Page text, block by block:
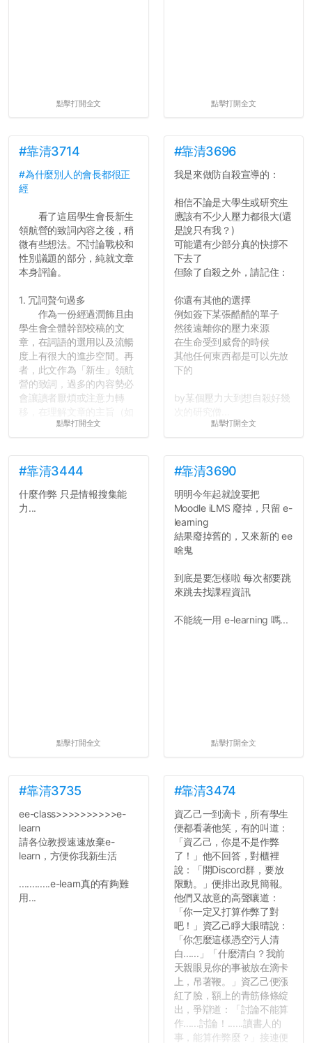
點擊打開全文 點擊打開全文
#靠清3714
#為什麼別人的會長都很正
經
看了這屆學生會長新生
領航營的致詞內容之後，稍
微有些想法。不討論戰校和
性別議題的部分，純就文章
本身評論。
1. 冗詞贅句過多
作為一份經過潤飾且由
學生會全體幹部校稿的文
章，在詞語的選用以及流暢
度上有很大的進步空間。再
者，此文作為「新生」領航
營的致詞，過多的內容勢必
會讓讀者厭煩或注意力轉
果有的話）前就失去興趣。
的聲明一樣正式，但至少在
用字上多加留意。有些語句
用說的可能會引人發笑或多
聽幾句，但寫成文字時只會
點擊打開全文
#靠清3696
我是來做防自殺宣導的：
相信不論是大學生或研究生
應該有不少人壓力都很大(還
是說只有我？)
可能還有少部分真的快撐不
下去了
但除了自殺之外，請記住：
你還有其他的選擇
例如簽下某張酷酷的單子
然後遠離你的壓力來源
在生命受到威脅的時候
其他任何東西都是可以先放
下的
by某個壓力大到想自殺好幾
點擊打開全文
#靠清3444
什麼作弊 只是情報搜集能
力...
點擊打開全文
#靠清3690
明明今年起就說要把
Moodle iLMS 廢掉，只留 e-
learning
結果廢掉舊的，又來新的 ee
啥鬼
到底是要怎樣啦 每次都要跳
來跳去找課程資訊
不能統一用 e-learning 嗎...
點擊打開全文
#靠清3735
ee-class>>>>>>>>>>e-
learn
請各位教授速速放棄e-
learn，方便你我新生活
............e-learn真的有夠難
用...
#靠清3474
資乙己一到滴卡，所有學生
便都看著他笑，有的叫道：
「資乙己，你是不是作弊
了！」他不回答，對櫃裡
說：「開Discord群，要放
限動。」便排出政見簡報。
他們又故意的高聲嚷道：
「你一定又打算作弊了對
吧！」資乙己睜大眼晴說：
「你怎麼這樣憑空污人清
白......」「什麼清白？我前
天親眼見你的事被放在滴卡
上，吊著鞭。」資乙己便漲
紅了臉，額上的青筋條條綻
出，爭辯道：「討論不能算
作......討論！......讀書人的
事，能算作弊麼？」接連便